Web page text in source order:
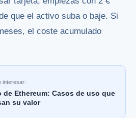
que el activo suba o baje. Si
el coste acumulado
interesar:
de Ethereum: Casos de uso que
su valor